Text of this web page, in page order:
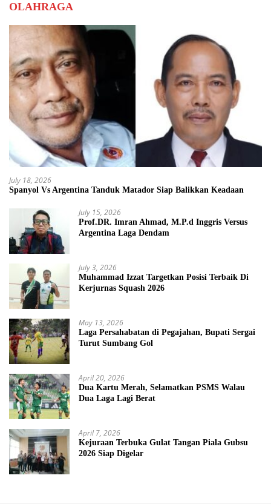
OLAHRAGA
July 18, 2026
Spanyol Vs Argentina Tanduk Matador Siap Balikkan Keadaan
July 15, 2026
Prof.DR. Imran Ahmad, M.P.d Inggris Versus
Argentina Laga Dendam
July 3, 2026
Muhammad Izzat Targetkan Posisi Terbaik Di
Kerjurnas Squash 2026
May 13, 2026
Laga Persahabatan di Pegajahan, Bupati Sergai
Turut Sumbang Gol
April 20, 2026
Dua Kartu Merah, Selamatkan PSMS Walau
Dua Laga Lagi Berat
April 7, 2026
Kejuraan Terbuka Gulat Tangan Piala Gubsu
2026 Siap Digelar